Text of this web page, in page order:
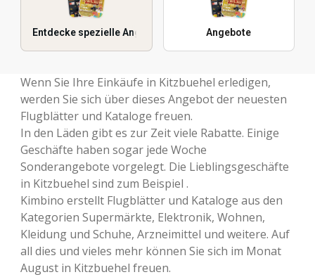
Entdecke spezielle Angebote Angebote
Wenn Sie Ihre Einkäufe in Kitzbuehel erledigen,
werden Sie sich über dieses Angebot der neuesten
Flugblätter und Kataloge freuen.
In den Läden gibt es zur Zeit viele Rabatte. Einige
Geschäfte haben sogar jede Woche
Sonderangebote vorgelegt. Die Lieblingsgeschäfte
in Kitzbuehel sind zum Beispiel .
Kimbino erstellt Flugblätter und Kataloge aus den
Kategorien Supermärkte, Elektronik, Wohnen,
Kleidung und Schuhe, Arzneimittel und weitere. Auf
all dies und vieles mehr können Sie sich im Monat
August in Kitzbuehel freuen.